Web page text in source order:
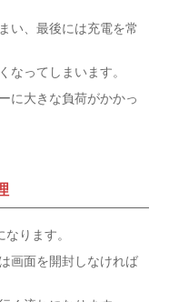
い、最後には充電を常
なってしまいます。
に大きな負荷がかかっ
ります。
画面を開封しなければ